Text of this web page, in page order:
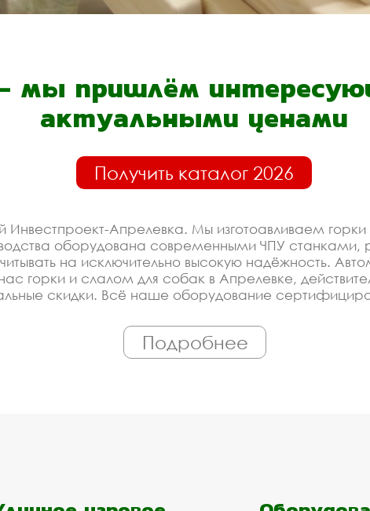
мы пришлём
актуальными ценами
Получить каталог 2026
Апрелевка. Мы изготоавливаем
оборудована современными ЧПУ станками,
на исключительно высокую надёжность.
горки и слалом для собак в Апрелевке,
скидки. Всё наше оборудование
на горки и
Подробнее